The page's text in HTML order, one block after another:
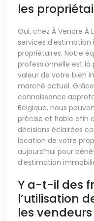
les
Oui, chez À Vendre À
services
propriétaires. Notre
professionnelle est là
valeur de votre bien
marché actuel.
connaissance
Belgique, nous
précise et fiable afin
décisions éclairées
location de votre
aujourd’hui pour
d’estimation
Y a-t-il des
l’utilisation
les